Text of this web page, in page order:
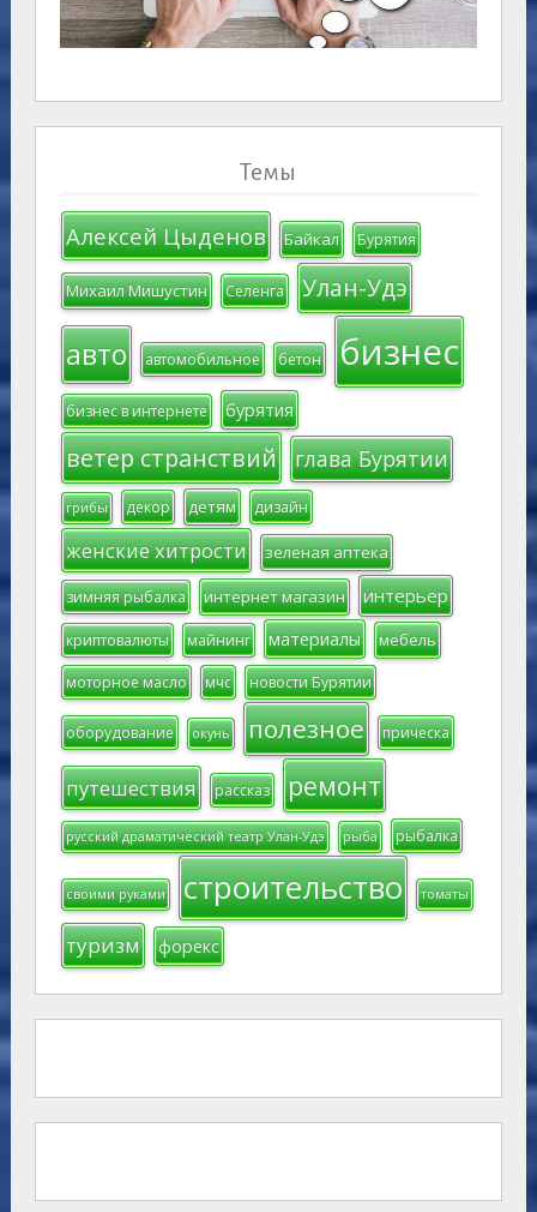
Темы
Алексей Цыденов Байкал Бурятия
Михаил Мишустин Селенга Улан-Удэ
авто автомобильное бетон бизнес
бизнес в интернете бурятия
ветер странствий глава Бурятии
грибы декор детям дизайн
женские хитрости зеленая аптека
зимняя рыбалка интернет магазин интерьер
криптовалюты майнинг материалы мебель
моторное масло мчс новости Бурятии
оборудование окунь полезное прическа
путешествия рассказ ремонт
русский драматический театр Улан-Удэ рыба рыбалка
своими руками строительство томаты
туризм форекс